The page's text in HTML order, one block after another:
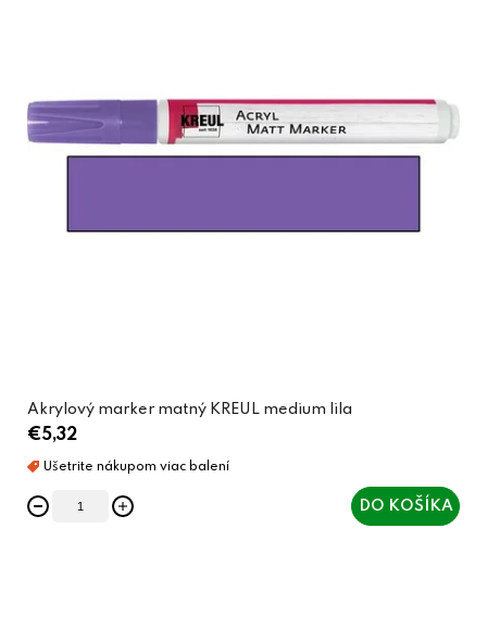
Akrylový marker matný KREUL medium lila
€5,32
DO KOŠÍKA